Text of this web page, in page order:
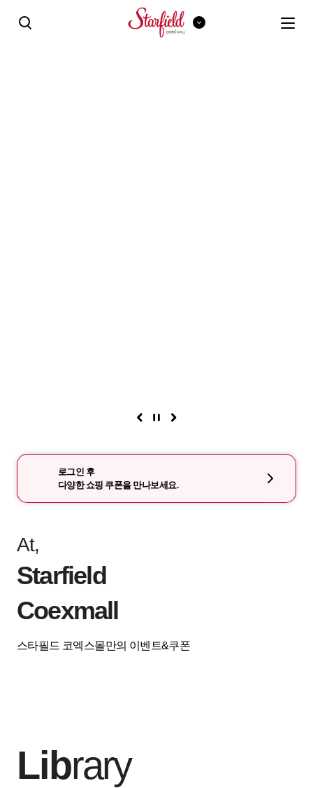
로그인 후
다양한 쇼핑 쿠폰을 만나보세요.
At,
Starfield
Coexmall
스타필드 코엑스몰만의 이벤트&쿠폰
Library